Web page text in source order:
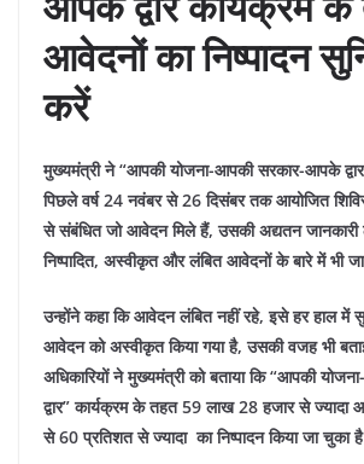
आवेदनों का निष्पादन
करें
मुख्यमंत्री ने “आपकी योजना-आपकी सरकार-आपके
पिछले वर्ष 24 नवंबर से 26 दिसंबर तक आयोजित
से संबंधित जो आवेदन मिले हैं, उसकी अद्यतन
निष्पादित, अस्वीकृत और लंबित आवेदनों के बारे में भी
उन्होंने कहा कि आवेदन लंबित नहीं रहे, इसे हर हाल में
आवेदन को अस्वीकृत किया गया है, उसकी वजह भी
अधिकारियों ने मुख्यमंत्री को बताया कि “आपकी
द्वार” कार्यक्रम के तहत 59 लाख 28 हजार से
से 60 प्रतिशत से ज्यादा का निष्पादन किया जा चुका